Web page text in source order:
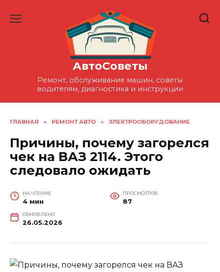
АвтоСоветы
Ремонт, обслуживание машин, советы
водителям, диагностика и инструкции
ГЛАВНАЯ » РЕМОНТ АВТО » ЭЛЕКТРООБОРУДОВАНИЕ
Причины, почему загорелся
чек на ВАЗ 2114. Этого
следовало ожидать
НА ЧТЕНИЕ
4 мин
ПРОСМОТРОВ
87
ОБНОВЛЕНО
26.05.2026